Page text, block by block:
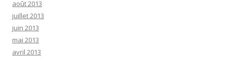
août 2013
juillet 2013
juin 2013
mai 2013
avril 2013